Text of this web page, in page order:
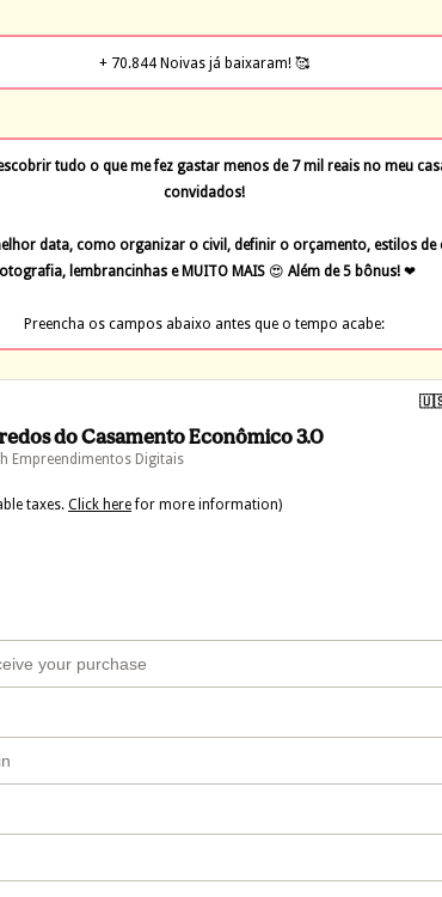
+ 70.844 Noivas já baixaram! 🥰
tudo o que me fez gastar menos de 7 mil reais no meu
convidados!
data, como organizar o civil, definir o orçamento, estilos
lembrancinhas e MUITO MAIS 😍 Além de 5 bônus! ❤
Preencha os campos abaixo antes que o tempo acabe:
do Casamento Econômico 3.0
Empreendimentos Digitais
taxes. Click herefor more information)